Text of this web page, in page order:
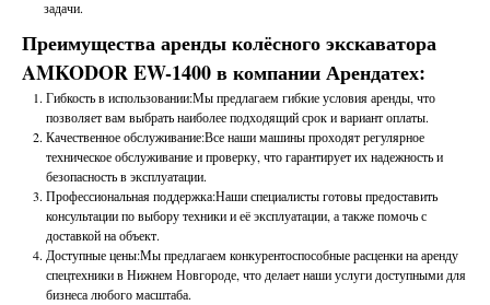
задачи.
Преимущества аренды колёсного экскаватора
AMKODOR EW-1400 в компании Арендатех:
Гибкость в использовании:Мы предлагаем гибкие условия аренды, что
позволяет вам выбрать наиболее подходящий срок и вариант оплаты.
Качественное обслуживание:Все наши машины проходят регулярное
техническое обслуживание и проверку, что гарантирует их надежность и
безопасность в эксплуатации.
Профессиональная поддержка:Наши специалисты готовы предоставить
консультации по выбору техники и её эксплуатации, а также помочь с
доставкой на объект.
Доступные цены:Мы предлагаем конкурентоспособные расценки на аренду
спецтехники в Нижнем Новгороде, что делает наши услуги доступными для
бизнеса любого масштаба.